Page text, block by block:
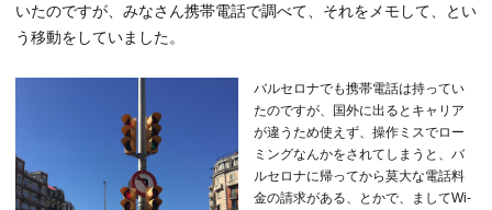
いたのですが、みなさん携帯電話で調べて、それをメモして、とい
う移動をしていました。
バルセロナでも携帯電話は持ってい
たのですが、国外に出るとキャリア
が違うため使えず、操作ミスでロー
ミングなんかをされてしまうと、バ
ルセロナに帰ってから莫大な電話料
金の請求がある、とかで、ましてWi-